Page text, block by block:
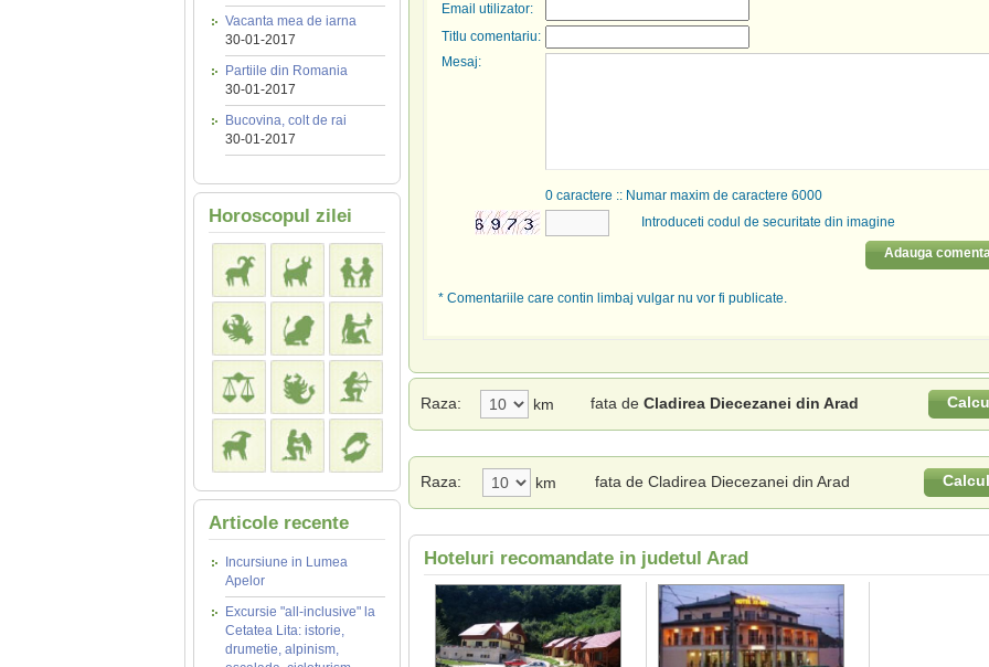
Vacanta mea de iarna
30-01-2017
Partiile din Romania
30-01-2017
Bucovina, colt de rai
30-01-2017
Horoscopul zilei
Articole recente
Incursiune in Lumea
Apelor
Excursie "all-inclusive" la
Cetatea Lita: istorie,
drumetie, alpinism,
Email utilizator:
Titlu comentariu:
Mesaj:
0caractere :: Numar maxim de caractere 6000
Introduceti codul de securitate din imagine
Adauga
* Comentariile care contin limbaj vulgar nu vor fi publicate.
Raza: km fata de Cladirea Diecezanei din Arad
Raza: km fata de Cladirea Diecezanei din Arad
Hoteluri recomandate in judetul Arad